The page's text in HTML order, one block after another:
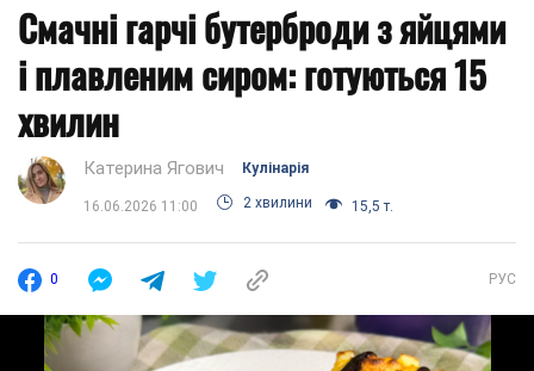
Смачні гарчі бутерброди з яйцями
і плавленим сиром: готуються 15
хвилин
Катерина Ягович Кулінарія
16.06.2026 11:00 2 хвилини 15,5 т.
0 РУС